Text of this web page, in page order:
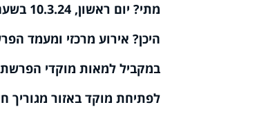
מתי? יום ראשון, 10.3.24 בשעה 20:00 בערב
היכן? אירוע מרכזי ומעמד
במקביל למאות מוקדי
לפתיחת מוקד באזור מגוריך חייגי